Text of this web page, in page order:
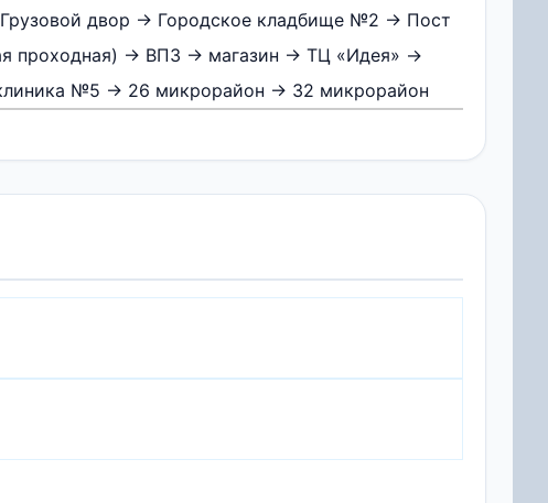
двор → Городское кладбище №2 → Пост
проходная) → ВПЗ → магазин → ТЦ «Идея» →
№5 → 26 микрорайон → 32 микрорайон